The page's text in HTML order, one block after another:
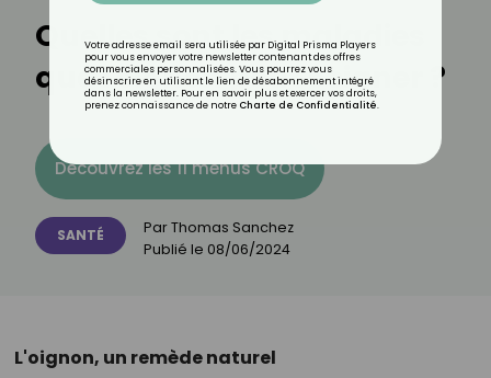
Quelles sont les maladies
que l'oignon peut soigner ?
Découvrez les 11 menus CROQ
SANTÉ ParThomas Sanchez
Publié le 08/06/2024
L'oignon, un remède naturel
Votre adresse email sera utilisée par Digital Prisma Players
pour vous envoyer votre newsletter contenant des offres
commerciales personnalisées. Vous pourrez vous
désinscrire en utilisant le lien de désabonnement intégré
dans la newsletter. Pour en savoir plus et exercer vos droits,
prenez connaissance de notre Charte de Confidentialité.